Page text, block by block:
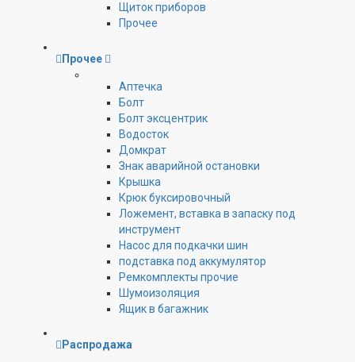
Щиток приборов
Прочее
Прочее
Аптечка
Болт
Болт эксцентрик
Водосток
Домкрат
Знак аварийной остановки
Крышка
Крюк буксировочный
Ложемент, вставка в запаску под
инструмент
Насос для подкачки шин
подставка под аккумулятор
Ремкомплекты прочие
Шумоизоляция
Ящик в багажник
Распродажа